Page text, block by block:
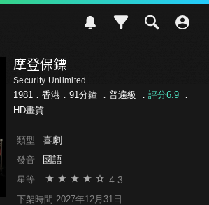
摩登保鏢
Security Unlimited
1981．香港．91分鐘 ． 普遍級 ． 評分6.9．
HD畫質
類型 喜劇
發音 國語
星等 4.3
下架時間 2027年12月31日